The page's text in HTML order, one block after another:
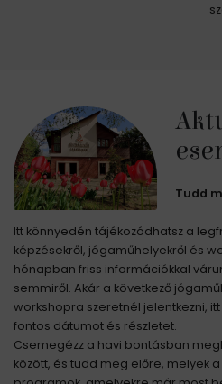
Tudd
Itt könnyedén tájékozódhatsz a
képzésekről, jógaműhelyekről és
hónapban friss információkkal
semmiről. Akár a következő
workshopra szeretnél jelentkezni,
fontos dátumot és részletet.
Csemegézz a havi bontásban
között, és tudd meg előre, melyek